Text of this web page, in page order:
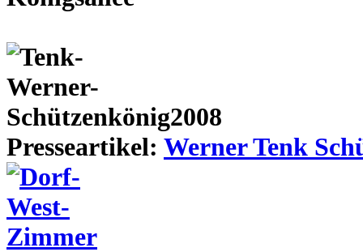
Presseartikel: Werner Tenk